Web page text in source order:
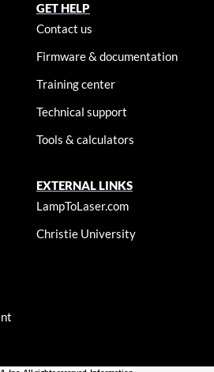
GET HELP
Contact us
Firmware & documentation
Training center
Technical support
Tools & calculators
EXTERNAL LINKS
LampToLaser.com
Christie University